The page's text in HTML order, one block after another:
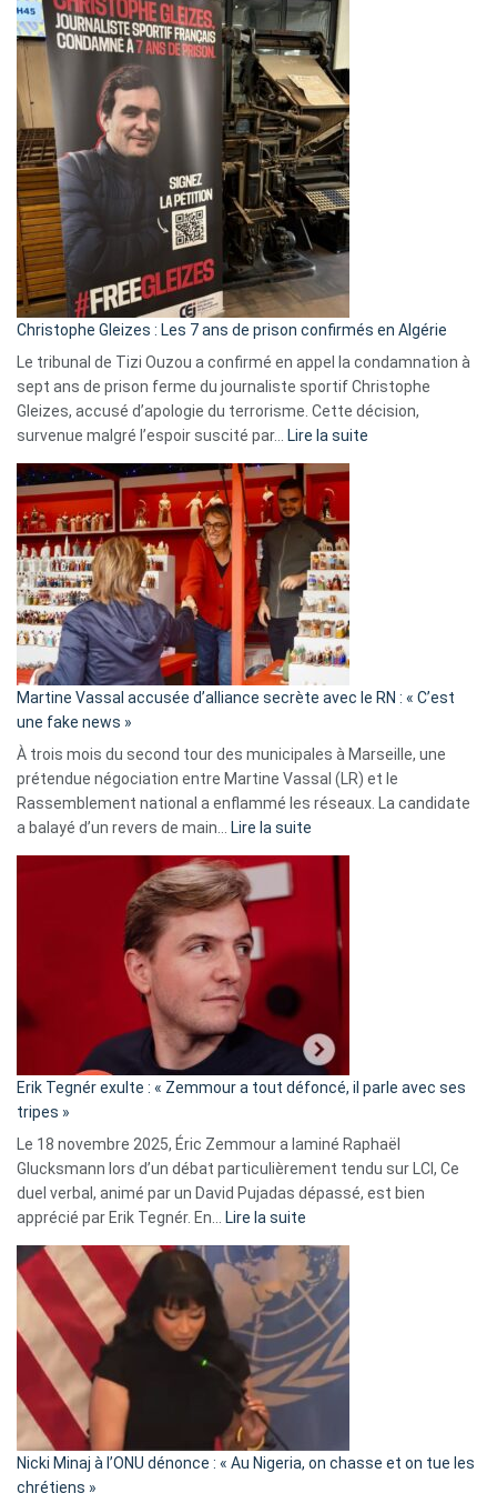
Eurovision
2026
:
Pays-
Bas,
Espagne,
Irlande
et
Slovénie
rejettent
la
présence
d’Israël
Christophe Gleizes : Les 7 ans de prison confirmés en Algérie
Le tribunal de Tizi Ouzou a confirmé en appel la condamnation à
sept ans de prison ferme du journaliste sportif Christophe
Gleizes, accusé d’apologie du terrorisme. Cette décision,
survenue malgré l’espoir suscité par…
Lire la suite
Algérie
Martine Vassal accusée d’alliance secrète avec le RN : « C’est
une fake news »
À trois mois du second tour des municipales à Marseille, une
prétendue négociation entre Martine Vassal (LR) et le
Rassemblement national a enflammé les réseaux. La candidate
a balayé d’un revers de main…
Lire la suite
d’alliance
secrète
«
C’est
fake
news
»
Erik Tegnér exulte : « Zemmour a tout défoncé, il parle avec ses
tripes »
Le 18 novembre 2025, Éric Zemmour a laminé Raphaël
Glucksmann lors d’un débat particulièrement tendu sur LCI, Ce
duel verbal, animé par un David Pujadas dépassé, est bien
apprécié par Erik Tegnér. En…
Lire la suite
Tegnér
exulte
« Zemmour
a
tout
parle
Nicki Minaj à l’ONU dénonce : « Au Nigeria, on chasse et on tue les
chrétiens »